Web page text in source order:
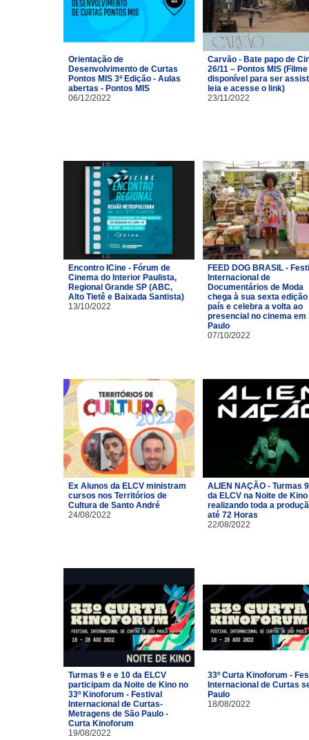
Orientação de
Desenvolvimento de Curtas
Pontos MIS 3ª Edição - Aulas
abertas - Pontos MIS
06/12/2022
Carvão - Bate papo de
26/11 – Pontos MIS (Filme
disponível para ser
leia e acesse o link)
23/11/2022
Encontro ICine - Fórum de
Cinema do Interior Paulista,
Regional Grande SP (ABC,
Alto Tietê e Baixada Santista)
13/10/2022
FEED DOG BRASIL -
Internacional de
Documentários de Moda
chega à sua sexta edição
país e celebra a volta ao
presencial no cinema em
Paulo
07/10/2022
Ex Alunos da ELCV ministram
cursos nos Territórios de
Cultura de Santo André
24/08/2022
ALIEN NAÇÃO - Turmas
da ELCV na Noite de Kino
realizando toda a
até 72 Horas
22/08/2022
Turmas 9 e e 10 da ELCV
participam da Noite de Kino no
33º Kinoforum - Festival
Internacional de Curtas-
Metragens de São Paulo -
Curta Kinoforum
19/08/2022
33º Curta Kinoforum -
Internacional de Curtas
Paulo
18/08/2022